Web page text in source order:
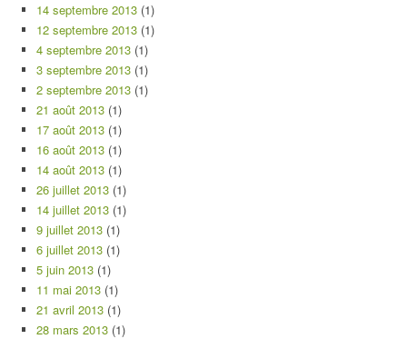
14 septembre 2013 (1)
12 septembre 2013 (1)
4 septembre 2013 (1)
3 septembre 2013 (1)
2 septembre 2013 (1)
21 août 2013 (1)
17 août 2013 (1)
16 août 2013 (1)
14 août 2013 (1)
26 juillet 2013 (1)
14 juillet 2013 (1)
9 juillet 2013 (1)
6 juillet 2013 (1)
5 juin 2013 (1)
11 mai 2013 (1)
21 avril 2013 (1)
28 mars 2013 (1)